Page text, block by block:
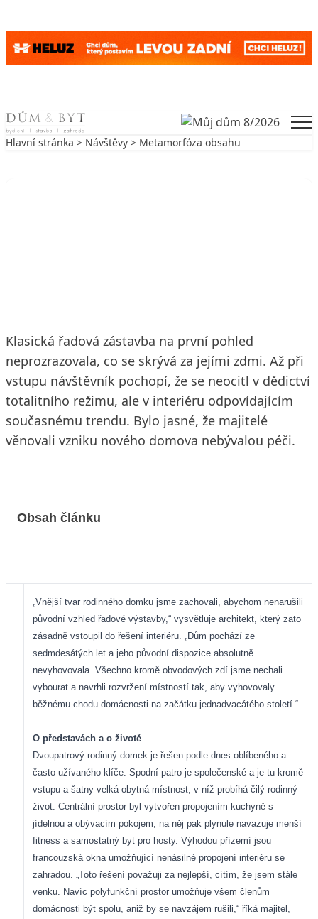
Skip to content
Hlavní stránka > Návštěvy > Metamorfóza obsahu
Klasická řadová zástavba na první pohled
neprozrazovala, co se skrývá za jejími zdmi. Až při
vstupu návštěvník pochopí, že se neocitl v dědictví
totalitního režimu, ale v interiéru odpovídajícím
současnému trendu. Bylo jasné, že majitelé
věnovali vzniku nového domova nebývalou péči.
Obsah článku
„Vnější tvar rodinného domku jsme zachovali, abychom nenarušili
původní vzhled řadové výstavby,“ vysvětluje architekt, který zato
zásadně vstoupil do řešení interiéru. „Dům pochází ze
sedmdesátých let a jeho původní dispozice absolutně
nevyhovovala. Všechno kromě obvodových zdí jsme nechali
vybourat a navrhli rozvržení místností tak, aby vyhovovaly
běžnému chodu domácnosti na začátku jednadvacátého století.“
O představách a o životě
Dvoupatrový rodinný domek je řešen podle dnes oblíbeného a
často užívaného klíče. Spodní patro je společenské a je tu kromě
vstupu a šatny velká obytná místnost, v níž probíhá čilý rodinný
život. Centrální prostor byl vytvořen propojením kuchyně s
jídelnou a obývacím pokojem, na něj pak plynule navazuje menší
fitness a samostatný byt pro hosty. Výhodou přízemí jsou
francouzská okna umožňující nenásilné propojení interiéru se
zahradou. „Toto řešení považuji za nejlepší, cítím, že jsem stále
venku. Navíc polyfunkční prostor umožňuje všem členům
domácnosti být spolu, aniž by se navzájem rušili,“ říká majitel,